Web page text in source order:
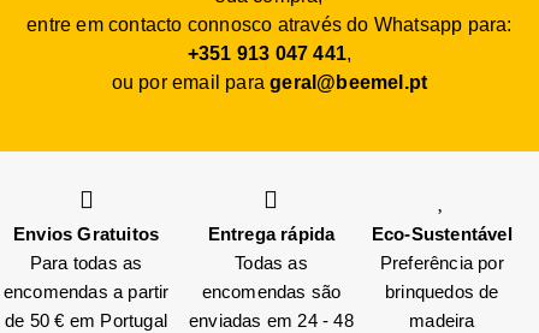
entre em contacto connosco através do Whatsapp para:
+351 913 047 441,
ou por email parageral@beemel.pt
Envios Gratuitos
Para todas as
encomendas a partir
de 50 € em Portugal
Entrega rápida
Todas as
encomendas são
enviadas em 24 - 48
Eco-Sustentável
Preferência por
brinquedos de
madeira